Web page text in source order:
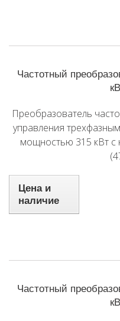
Частотный
Преобразователь
управления
мощностью 315 кВт с
Цена и
наличие
Частотный